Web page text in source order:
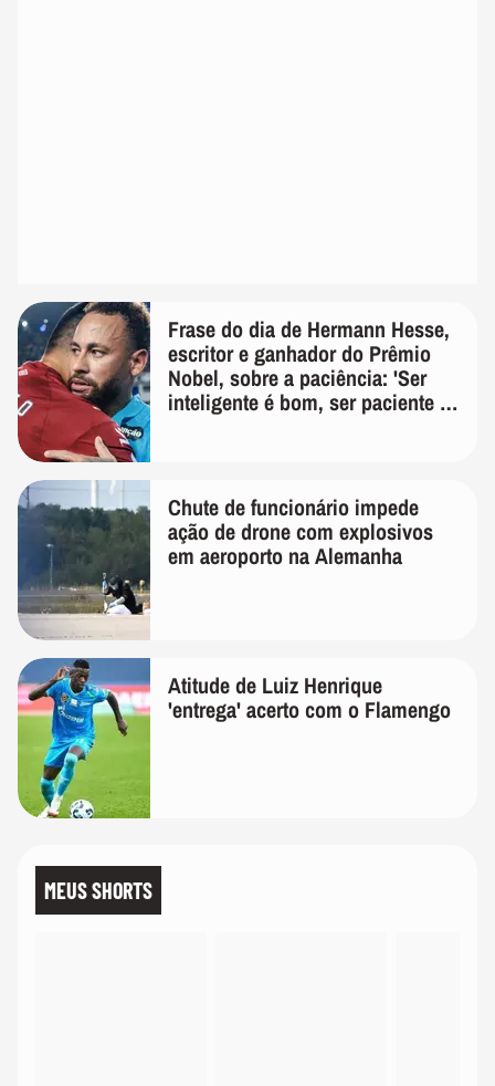
Frase do dia de Hermann Hesse,
escritor e ganhador do Prêmio
Nobel, sobre a paciência: 'Ser
inteligente é bom, ser paciente é
Chute de funcionário impede
ação de drone com explosivos
em aeroporto na Alemanha
Atitude de Luiz Henrique
'entrega' acerto com o Flamengo
MEUS SHORTS